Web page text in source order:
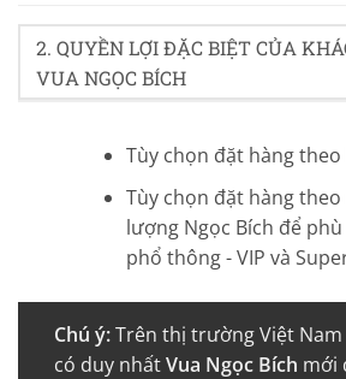
2. QUYỀN LỢI ĐẶC BIỆT CỦA
VUA NGỌC BÍCH
Tùy chọn đặt hàng theo
Tùy chọn đặt hàng
lượng Ngọc Bích để
phổ thông - VIP và
Chú ý:Trên thị trường Việt
có duy nhấtVua Ngọc Bích mới